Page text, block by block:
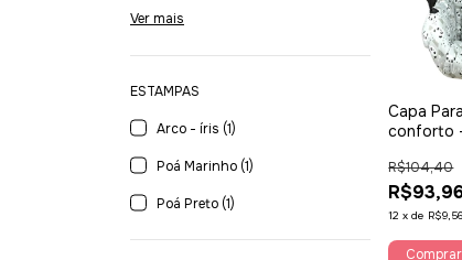
Ver mais
ESTAMPAS
Arco - íris (1)
Poá Marinho (1)
Poá Preto (1)
Capa
conforto
R$104,40
12 xde R$9,56
Comprar